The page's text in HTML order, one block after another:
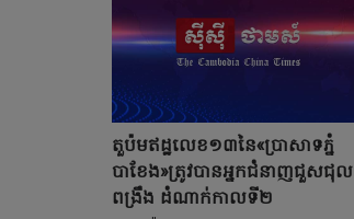
តួប៉មឥដ្ឋលេខ១៣នៃ«ប្រាសាទភ្នំ
បាខែង»ត្រូវបានអ្នកជំនាញជួសជុល
ពង្រឹង ដំណាក់កាលទី២